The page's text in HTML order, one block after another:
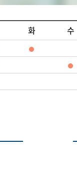
화 수